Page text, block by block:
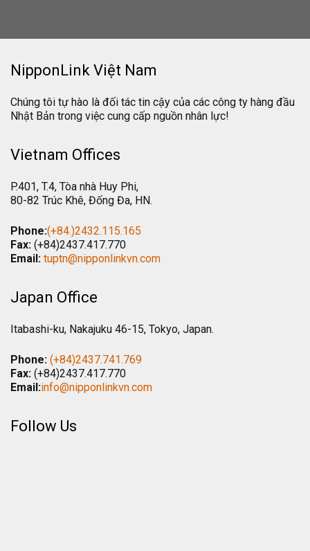
NipponLink Việt Nam
Chúng tôi tự hào là đối tác tin cậy của các công ty hàng đầu
Nhật Bản trong việc cung cấp nguồn nhân lực!
Vietnam Offices
P.401, T.4, Tòa nhà Huy Phi,
80-82 Trúc Khê, Đống Đa, HN.
Phone:(+84.)2432.115.165
Fax: (+84)2437.417.770
Email: tuptn@nipponlinkvn.com
Japan Office
Itabashi-ku, Nakajuku 46-15, Tokyo, Japan.
Phone: (+84)2437.741.769
Fax: (+84)2437.417.770
Email:info@nipponlinkvn.com
Follow Us